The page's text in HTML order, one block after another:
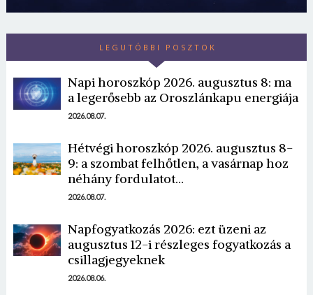
LEGUTÓBBI POSZTOK
Napi horoszkóp 2026. augusztus 8: ma
a legerősebb az Oroszlánkapu energiája
2026.08.07.
Hétvégi horoszkóp 2026. augusztus 8-
9: a szombat felhőtlen, a vasárnap hoz
néhány fordulatot…
2026.08.07.
Napfogyatkozás 2026: ezt üzeni az
augusztus 12-i részleges fogyatkozás a
csillagjegyeknek
2026.08.06.